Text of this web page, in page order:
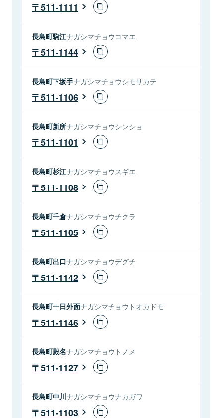
511-1111
長島町駒江ナガシマチョウコマエ
511-1144
長島町下坂手ナガシマチョウシモサカテ
511-1106
長島町新所ナガシマチョウシンショ
511-1101
長島町杉江ナガシマチョウスギエ
511-1108
長島町千倉ナガシマチョウチクラ
511-1105
長島町出口ナガシマチョウデグチ
511-1142
長島町十日外面ナガシマチョウトオカドモ
511-1146
長島町殿名ナガシマチョウトノメ
511-1127
長島町中川ナガシマチョウナカガワ
511-1103